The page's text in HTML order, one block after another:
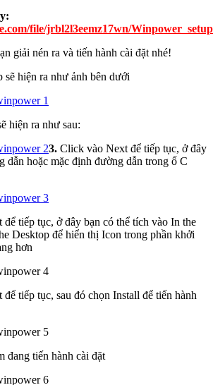
file/jrbl2l3eemz17wn/
giải nén ra và tiến hành cài đặt nhé!
sẽ hiện ra như ảnh bên dưới
hiện ra như sau:
3. Click vào Next để tiếp tục, ở đây
dẫn hoặc mặc định đường dẫn trong ổ C
để tiếp tục, ở đây bạn có thể tích vào In the
Desktop để hiển thị Icon trong phần khởi
hơn
tiếp tục, sau đó chọn Install để tiến hành
đang tiến hành cài đặt